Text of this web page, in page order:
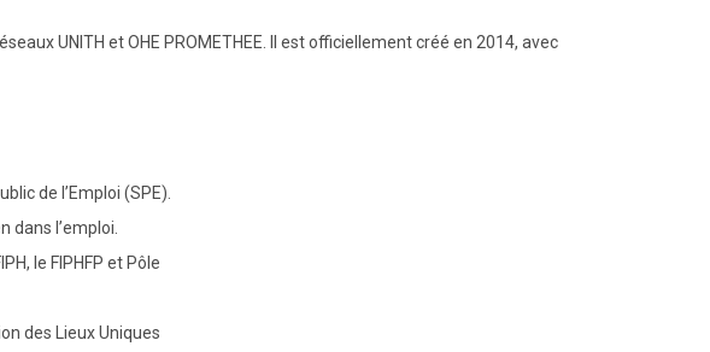
UNITH et OHE PROMETHEE. Il est officiellement créé en 2014, avec
de l’Emploi (SPE).
dans l’emploi.
le FIPHFP et Pôle
des Lieux Uniques